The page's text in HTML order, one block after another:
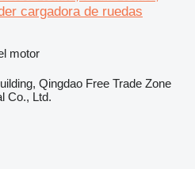
cargadora de ruedas
motor
Qingdao Free Trade Zone
Co., Ltd.